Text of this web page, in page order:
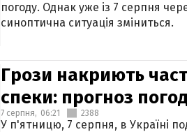
погоду. Однак уже із 7 серпня
синоптична ситуація зміниться.
Грози накриють
спеки: прогноз
7 серпня, 06:21 2388
У п'ятницю, 7 серпня, в Україні